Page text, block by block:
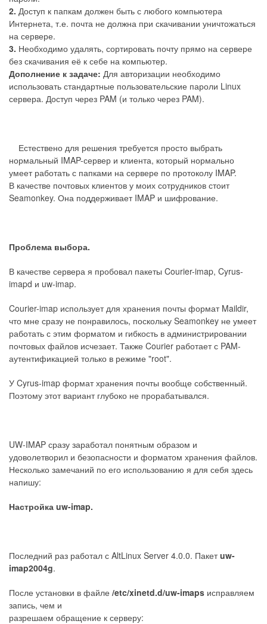
2. Доступ к папкам должен быть с любого компьютера
Интернета, т.е. почта не должна при скачивании уничтожаться
на сервере.
3. Необходимо удалять, сортировать почту прямо на сервере
без скачивания её к себе на компьютер.
Дополнение к задаче: Для авторизации необходимо
использовать стандартные пользовательские пароли Linux
сервера. Доступ через PAM (и только через PAM).
Естествено для решения требуется просто выбрать
нормальный IMAP-сервер и клиента, который нормально
умеет работать с папками на сервере по протоколу IMAP.
В качестве почтовых клиентов у моих сотрудников стоит
Seamonkey. Она поддерживает IMAP и шифрование.
Проблема выбора.
В качестве сервера я пробовал пакеты Courier-imap, Cyrus-
imapd и uw-imap.
Courier-imap использует для хранения почты формат Maildir,
что мне сразу не понравилось, поскольку Seamonkey не умеет
работать с этим форматом и гибкость в администрировании
почтовых файлов исчезает. Также Courier работает с PAM-
аутентификацией только в режиме "root".
У Cyrus-imap формат хранения почты вообще собственный.
Поэтому этот вариант глубоко не прорабатывался.
UW-IMAP сразу заработал понятным образом и
удоволетворил и безопасности и форматом хранения файлов.
Несколько замечаний по его использованию я для себя здесь
напишу:
Настройка uw-imap.
Последний раз работал с AltLinux Server 4.0.0. Пакетuw-
imap2004g.
После установки в файле /etc/xinetd.d/uw-imaps исправляем
запись, чем и
разрешаем обращение к серверу: